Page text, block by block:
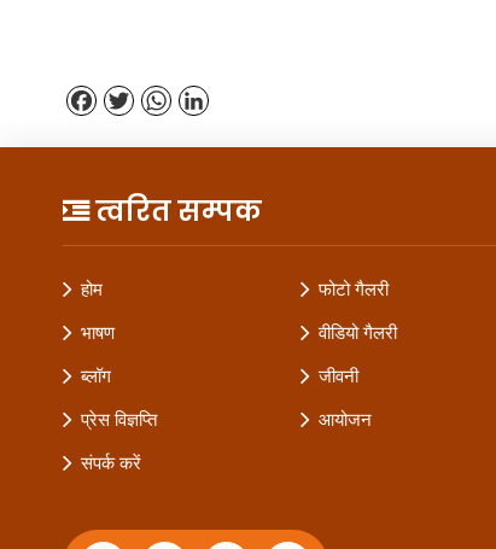
Facebook
TwitterWhatsApp
त्वरित सम्पक
होम फोटो गैलरी
भाषण वीडियो गैलरी
ब्लॉग जीवनी
प्रेस विज्ञप्ति आयोजन
संपर्क करें